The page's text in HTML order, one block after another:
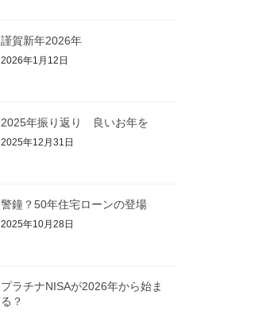
謹賀新年2026年
2026年1月12日
2025年振り返り 良いお年を
2025年12月31日
警鐘？50年住宅ローンの登場
2025年10月28日
プラチナNISAが2026年から始ま
る？